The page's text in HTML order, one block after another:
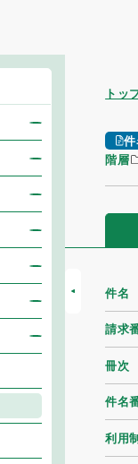
トッ
件
階層
件名
請求
冊次
件名
利用